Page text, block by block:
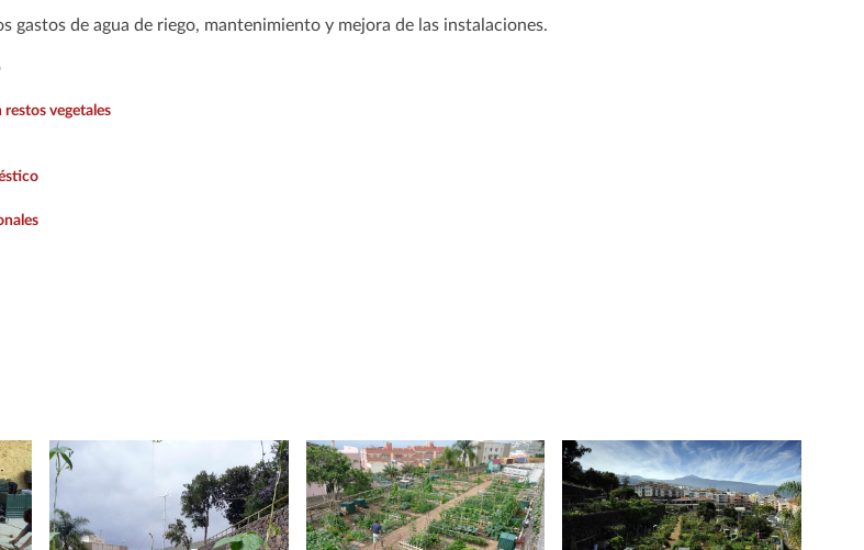
gastos de agua de riego, mantenimiento y mejora de las instalaciones.
vegetales